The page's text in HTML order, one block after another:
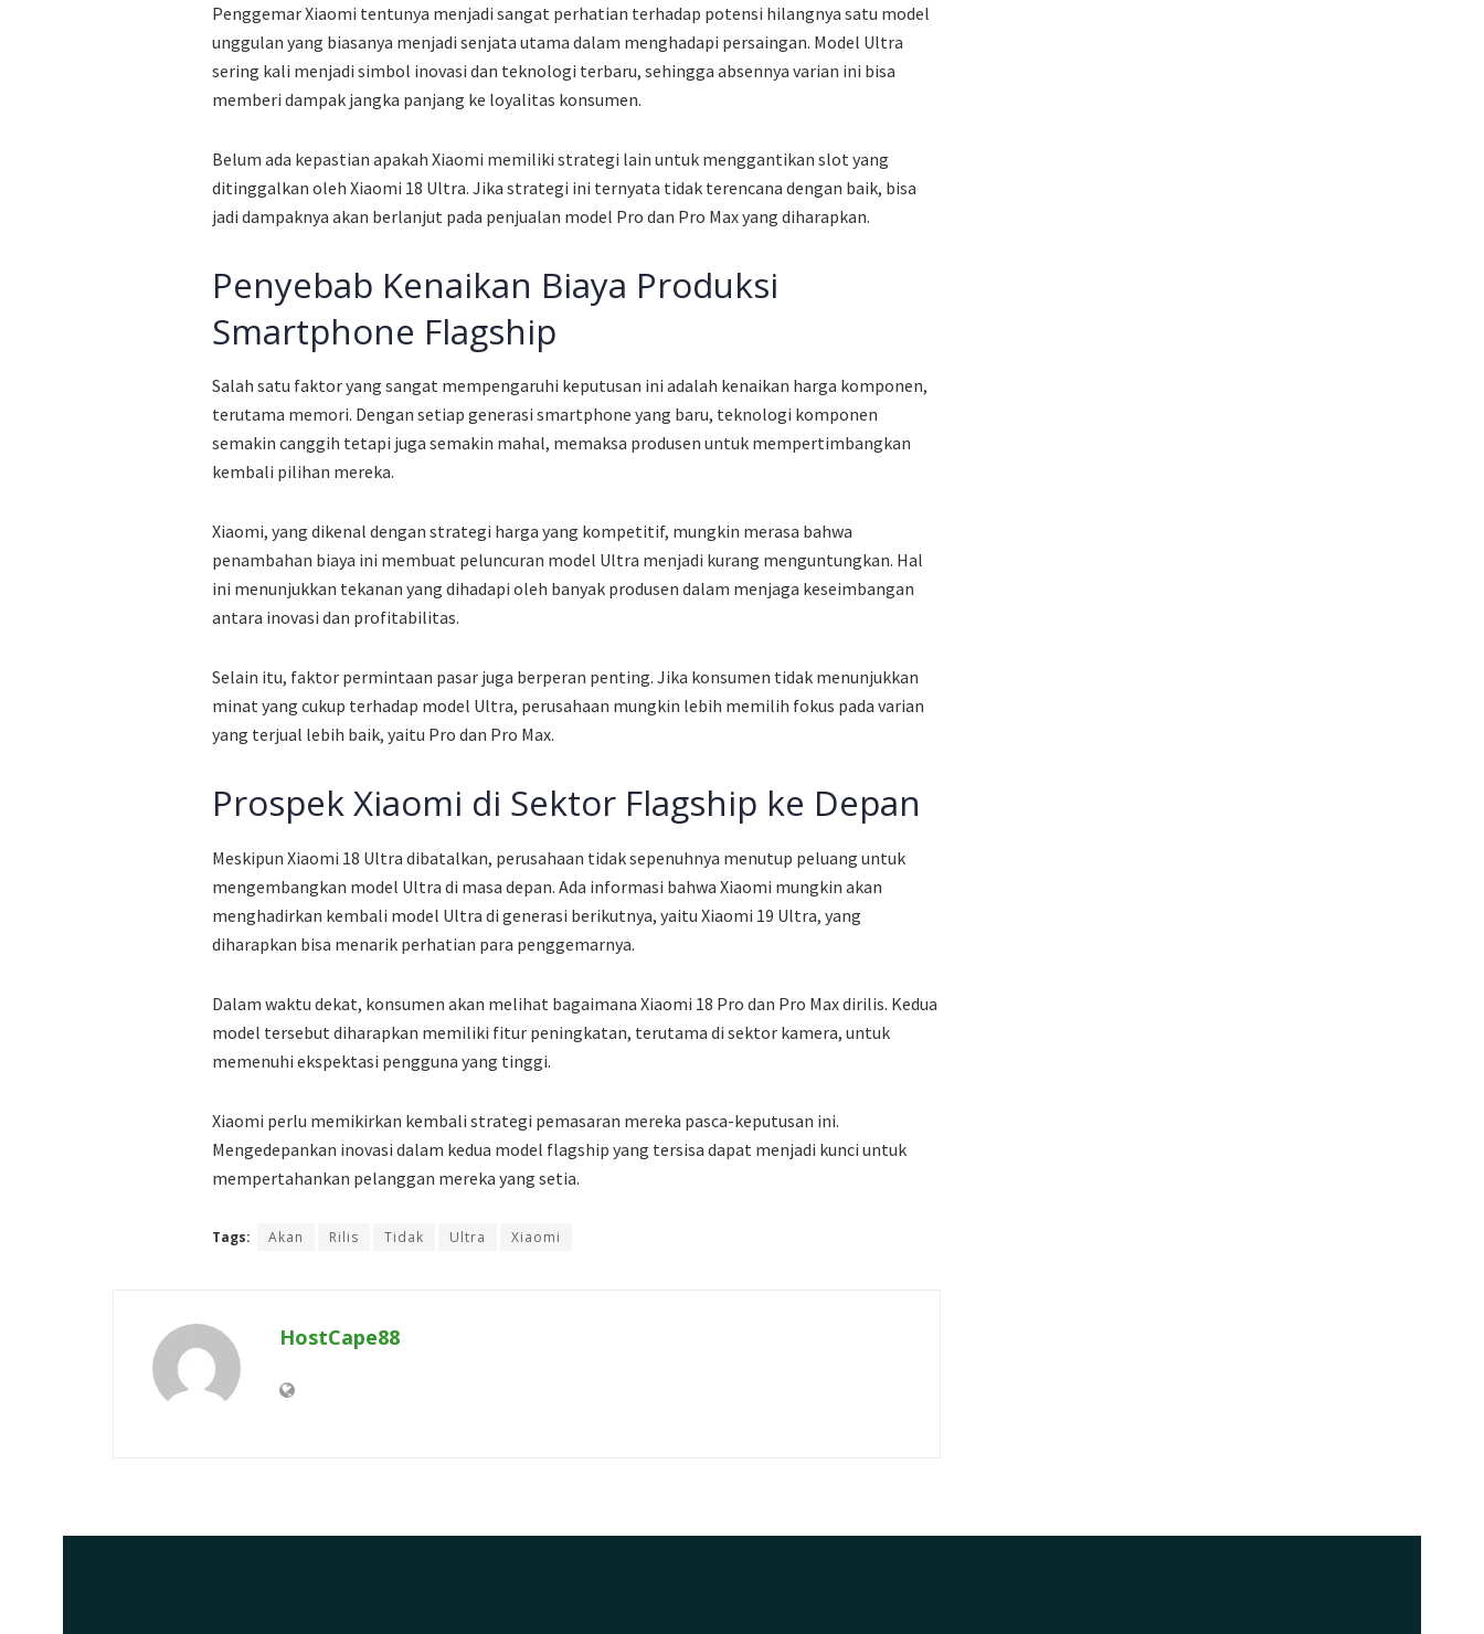
Penggemar Xiaomi tentunya menjadi sangat perhatian terhadap potensi hilangnya satu model
unggulan yang biasanya menjadi senjata utama dalam menghadapi persaingan. Model Ultra
sering kali menjadi simbol inovasi dan teknologi terbaru, sehingga absennya varian ini bisa
memberi dampak jangka panjang ke loyalitas konsumen.
Belum ada kepastian apakah Xiaomi memiliki strategi lain untuk menggantikan slot yang
ditinggalkan oleh Xiaomi 18 Ultra. Jika strategi ini ternyata tidak terencana dengan baik, bisa
jadi dampaknya akan berlanjut pada penjualan model Pro dan Pro Max yang diharapkan.
Penyebab Kenaikan Biaya Produksi
Smartphone Flagship
Salah satu faktor yang sangat mempengaruhi keputusan ini adalah kenaikan harga komponen,
terutama memori. Dengan setiap generasi smartphone yang baru, teknologi komponen
semakin canggih tetapi juga semakin mahal, memaksa produsen untuk mempertimbangkan
kembali pilihan mereka.
Xiaomi, yang dikenal dengan strategi harga yang kompetitif, mungkin merasa bahwa
penambahan biaya ini membuat peluncuran model Ultra menjadi kurang menguntungkan. Hal
ini menunjukkan tekanan yang dihadapi oleh banyak produsen dalam menjaga keseimbangan
antara inovasi dan profitabilitas.
Selain itu, faktor permintaan pasar juga berperan penting. Jika konsumen tidak menunjukkan
minat yang cukup terhadap model Ultra, perusahaan mungkin lebih memilih fokus pada varian
yang terjual lebih baik, yaitu Pro dan Pro Max.
Prospek Xiaomi di Sektor Flagship ke Depan
Meskipun Xiaomi 18 Ultra dibatalkan, perusahaan tidak sepenuhnya menutup peluang untuk
mengembangkan model Ultra di masa depan. Ada informasi bahwa Xiaomi mungkin akan
menghadirkan kembali model Ultra di generasi berikutnya, yaitu Xiaomi 19 Ultra, yang
diharapkan bisa menarik perhatian para penggemarnya.
Dalam waktu dekat, konsumen akan melihat bagaimana Xiaomi 18 Pro dan Pro Max dirilis. Kedua
model tersebut diharapkan memiliki fitur peningkatan, terutama di sektor kamera, untuk
memenuhi ekspektasi pengguna yang tinggi.
Xiaomi perlu memikirkan kembali strategi pemasaran mereka pasca-keputusan ini.
Mengedepankan inovasi dalam kedua model flagship yang tersisa dapat menjadi kunci untuk
mempertahankan pelanggan mereka yang setia.
Tags: Akan Rilis Tidak Ultra Xiaomi
HostCape88